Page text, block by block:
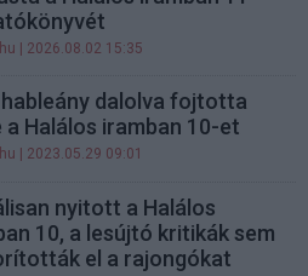
| 2026.08.02 15:35
hableány dalolva fojtotta
a Halálos iramban 10-et
| 2023.05.29 09:01
nyitott a Halálos
10, a lesújtó kritikák sem
el a rajongókat